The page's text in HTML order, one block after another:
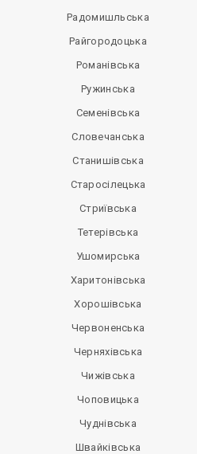
Радомишльська
Райгородоцька
Романівська
Ружинська
Семенівська
Словечанська
Станишівська
Старосілецька
Стриївська
Тетерівська
Ушомирська
Харитонівська
Хорошівська
Червоненська
Черняхівська
Чижівська
Чоповицька
Чуднівська
Швайківська